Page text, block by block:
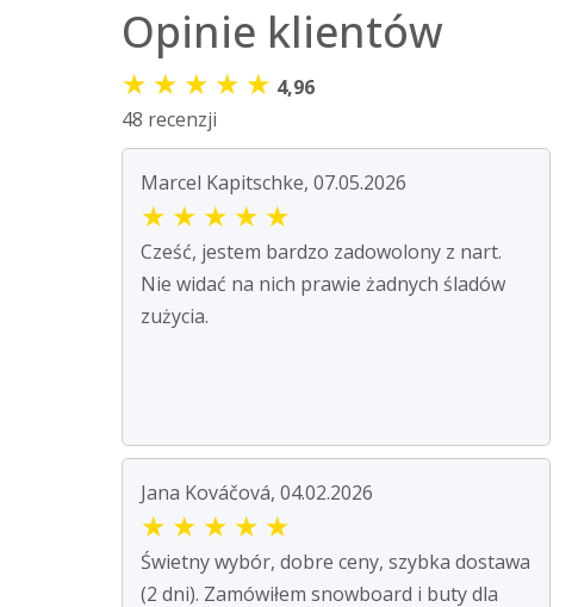
Opinie klientów
★ ★ ★ ★ ★ 4,96
48 recenzji
Marcel Kapitschke, 07.05.2026
★ ★ ★ ★ ★
Cześć, jestem bardzo zadowolony z nart.
Nie widać na nich prawie żadnych śladów
zużycia.
Jana Kováčová, 04.02.2026
★ ★ ★ ★ ★
Świetny wybór, dobre ceny, szybka dostawa
(2 dni). Zamówiłem snowboard i buty dla